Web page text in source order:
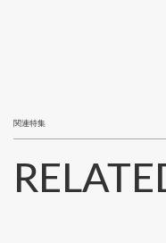
関連特集